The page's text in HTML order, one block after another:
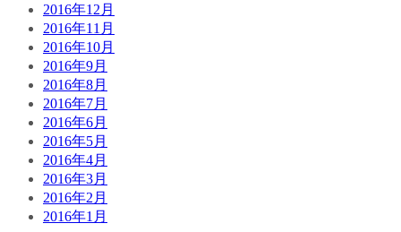
2016年12月
2016年11月
2016年10月
2016年9月
2016年8月
2016年7月
2016年6月
2016年5月
2016年4月
2016年3月
2016年2月
2016年1月